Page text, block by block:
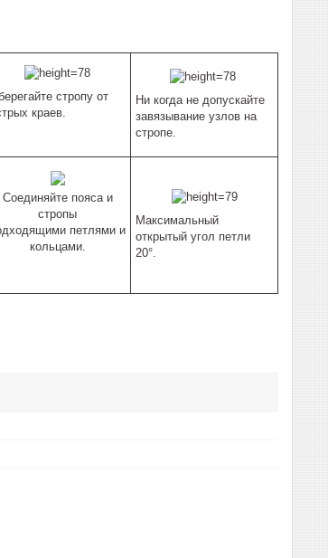
стропу от
краев.
Ни когда не допускайте
завязывание узлов на
стропе.
Соединяйте пояса и
стропы
петлями и
кольцами.
Максимальный
открытый угол петли
20°.